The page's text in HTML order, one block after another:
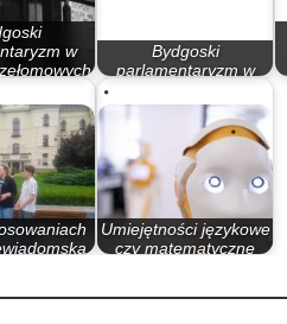
w
Bydgoski
parlamentaryzm w
Umiejętności językowe
czy matematyczne